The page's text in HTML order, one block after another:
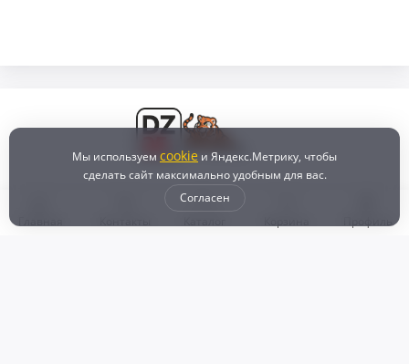
Мы используем cookie и Яндекс.Метрику, чтобы
сделать сайт максимально удобным для вас.
Согласен
Бонусная программа Доставка и самовывоз
Оплата